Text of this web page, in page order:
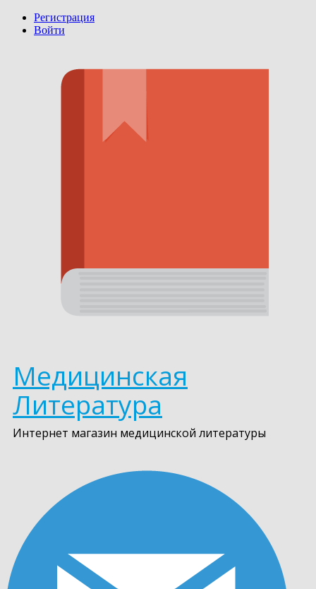
Регистрация
Войти
Медицинская
Литература
Интернет магазин медицинской литературы